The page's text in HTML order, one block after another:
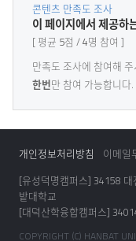
콘
텐
츠
만
족
콘텐츠 만족도 조사
이 페이지에서 제공하
평균 5점 4명 참여
만족도 조사에 참여해
한번만 참여 가능합니다.
개인정보처리방침
이메일
[유성덕명캠퍼스] 34158
밭대학교
[대덕산학융합캠퍼스]
COPYRIGHT (C) HANBAT